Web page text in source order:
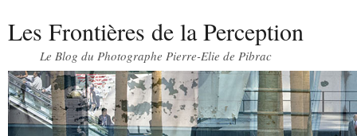
Les Frontières de la Perception
Le Blog du Photographe Pierre-Elie de Pibrac